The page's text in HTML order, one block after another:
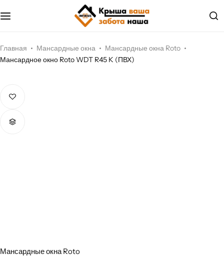
Главная Мансардные окна
Мансардные окна Roto
Мансардное окно Roto WDT R45 K (ПВХ)
Мансардные окна Roto
Металлочерепица
Водосток
Соффит
Наши проекты